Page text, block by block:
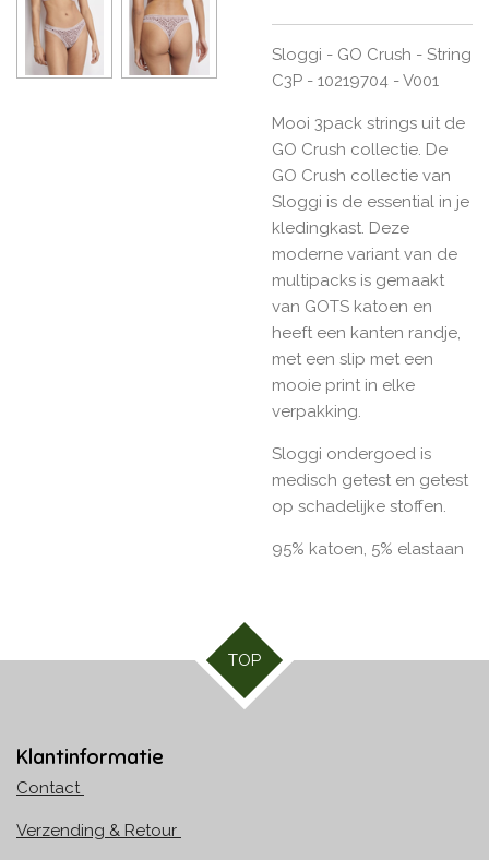
Sloggi - GO Crush - String
C3P - 10219704 - V001
Mooi 3pack strings uit de
GO Crush collectie. De
GO Crush collectie van
Sloggi is de essential in je
kledingkast. Deze
moderne variant van de
multipacks is gemaakt
van GOTS katoen en
heeft een kanten randje,
met een slip met een
mooie print in elke
verpakking.
Sloggi ondergoed is
medisch getest en getest
op schadelijke stoffen.
95% katoen, 5% elastaan
TOP
Klantinformatie
Contact
Verzending & Retour